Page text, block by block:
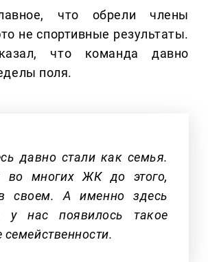
что обрели члены
не спортивные результаты.
что команда давно
поля.
давно стали как семья.
многих ЖК до этого,
своем. А именно здесь
у нас появилось такое